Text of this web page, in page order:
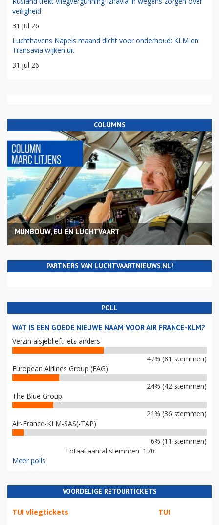
veiligheid
31 jul 26
Luchthavens Napels maand dicht voor onderhoud: KLM en
Transavia wijken uit
31 jul 26
COLUMNS
MIJNBOUW, EU EN LUCHTVAART
PARTNERS VAN LUCHTVAARTNIEUWS.NL!
POLL
WAT IS EEN GOEDE NIEUWE NAAM VOOR AIR FRANCE-KLM?
Verzin alsjeblieft iets anders
47% (81 stemmen)
European Airlines Group (EAG)
24% (42 stemmen)
The Blue Group
21% (36 stemmen)
Air-France-KLM-SAS(-TAP)
6% (11 stemmen)
Totaal aantal stemmen: 170
Meer polls
VOORDELIGE RETOURTICKETS
TUI vliegtickets TUI